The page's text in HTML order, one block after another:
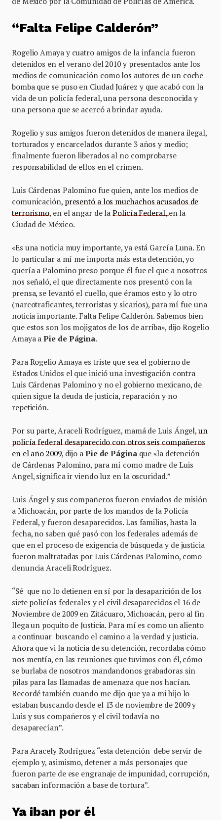
“Falta Felipe Calderón”
Rogelio Amaya y cuatro amigos de la infancia fueron
detenidos en el verano del 2010 y presentados ante los
medios de comunicación como los autores de un coche
bomba que se puso en Ciudad Juárez y que acabó con la
vida de un policía federal, una persona desconocida y
una persona que se acercó a brindar ayuda.
Rogelio y sus amigos fueron detenidos de manera ilegal,
torturados y encarcelados durante 3 años y medio;
finalmente fueron liberados al no comprobarse
responsabilidad de ellos en el crimen.
Luis Cárdenas Palomino fue quien, ante los medios de
comunicación, presentó a los muchachos acusados de
terrorismo, en el angar de laPolicía Federal,en la
Ciudad de México.
«Es una noticia muy importante, ya está García Luna. En
lo particular a mí me importa más esta detención, yo
quería a Palomino preso porque él fue el que a nosotros
nos señaló, el que directamente nos presentó con la
prensa, se levantó el cuello, que éramos esto y lo otro
(narcotraficantes, terroristas y sicarios), para mí fue una
noticia importante. Falta Felipe Calderón. Sabemos bien
que estos son los mojigatos de los de arriba», dijo Rogelio
Amaya aPie de Página.
Para Rogelio Amaya es triste que sea el gobierno de
Estados Unidos el que inició una investigación contra
Luis Cárdenas Palomino y no el gobierno mexicano, de
quien sigue la deuda de justicia, reparación y no
repetición.
Por su parte, Araceli Rodríguez, mamá de Luis Ángel,un
policía federal desaparecido con otros seis compañeros
en el año 2009, dijo a Pie de Páginaque «la detención
de Cárdenas Palomino, para mí como madre de Luis
Angel, significa ir viendo luz en la oscuridad.”
Luis Ángel y sus compañeros fueron enviados de misión
a Michoacán, por parte de los mandos de la Policía
Federal, y fueron desaparecidos. Las familias, hasta la
fecha, no saben qué pasó con los federales además de
que en el proceso de exigencia de búsqueda y de justicia
fueron maltratadas por Luis Cárdenas Palomino, como
denuncia Araceli Rodríguez.
“Sé que no lo detienen en sí por la desaparición de los
siete policías federales y el civil desaparecidos el 16 de
Noviembre de 2009 en Zitácuaro, Michoacán, pero al fin
llega un poquito de Justicia. Para mí es como un aliento
a continuar buscando el camino a la verdad y justicia.
Ahora que vi la noticia de su detención, recordaba cómo
nos mentía, en las reuniones que tuvimos con él, cómo
se burlaba de nosotros mandandonos grabadoras sin
pilas para las llamadas de amenaza que nos hacían.
Recordé también cuando me dijo que ya a mi hijo lo
estaban buscando desde el 13 de noviembre de 2009 y
Luis y sus compañeros y el civil todavía no
desaparecían”.
Para Aracely Rodríguez “esta detención debe servir de
ejemplo y, asimismo, detener a más personajes que
fueron parte de ese engranaje de impunidad, corrupción,
sacaban información a base de tortura”.
Ya iban por él